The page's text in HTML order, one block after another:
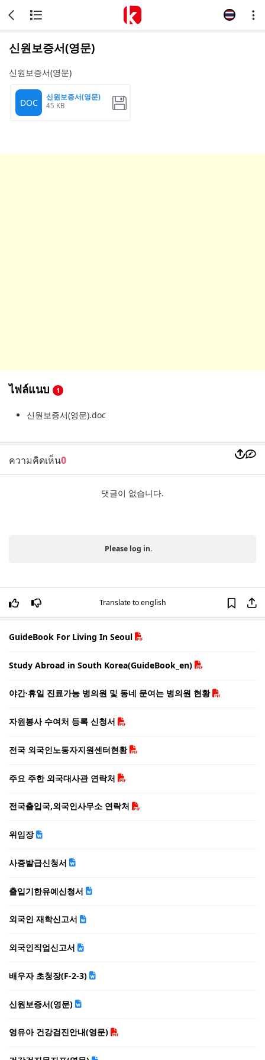
신원보증서(영문)
신원보증서(영문)
DOC
신원보증서(영문)
45 KB
ไฟล์แนบ 1
신원보증서(영문).doc
ความคิดเห็น0
댓글이 없습니다.
Please log in.
Translate to english
GuideBook For Living In Seoul
Study Abroad in South Korea(GuideBook_en)
야간·휴일 진료가능 병의원 및 동네 문여는 병의원 현황
자원봉사 수여처 등록 신청서
전국 외국인노동자지원센터현황
주요 주한 외국대사관 연락처
전국출입국,외국인사무소 연락처
위임장
사증발급신청서
출입기한유예신청서
외국인 재학신고서
외국인직업신고서
배우자 초청장(F-2-3)
신원보증서(영문)
영유아 건강검진안내(영문)